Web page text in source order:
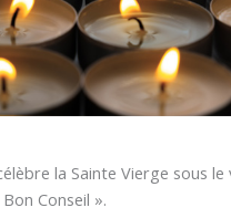
la Sainte Vierge sous le
Conseil ».